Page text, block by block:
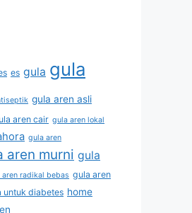
es gula gula
gula aren asli
aren cair gula aren lokal
gula aren
aren murni gula
aren radikal bebas gula aren
untuk diabetes home